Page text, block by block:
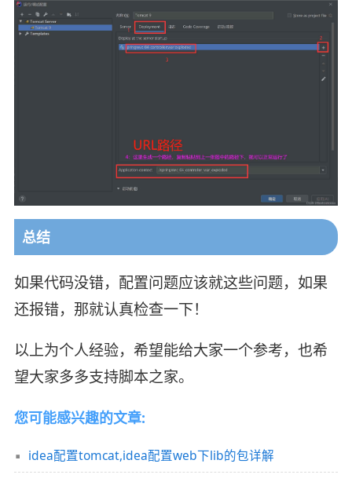
总结
如果代码没错，配置问题应该就这些问题，如果
还报错，那就认真检查一下！
以上为个人经验，希望能给大家一个参考，也希
望大家多多支持脚本之家。
您可能感兴趣的文章:
idea配置tomcat,idea配置web下lib的包详解